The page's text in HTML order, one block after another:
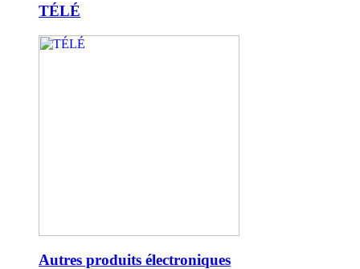
TÉLÉ
Autres produits électroniques